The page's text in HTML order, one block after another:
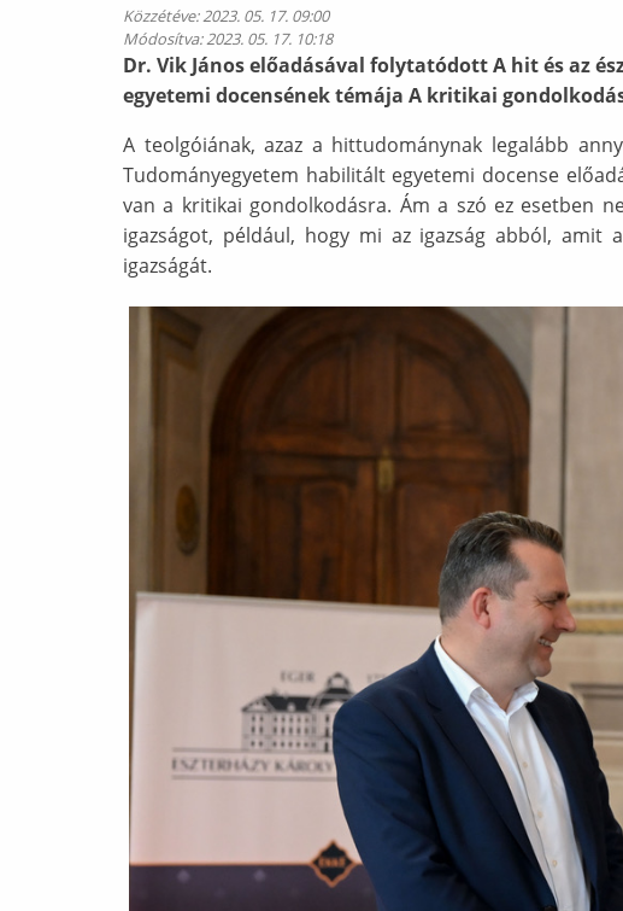
Közzétéve:2023. 05. 17. 09:00
Módosítva:2023. 05. 17. 10:18
Dr. Vik János előadásával folytatódott A hit és az
egyetemi docensének témája A kritikai
A teolgóiának, azaz a hittudománynak legalább
Tudományegyetem habilitált egyetemi docense
van a kritikai gondolkodásra. Ám a szó ez esetben
igazságot, például, hogy mi az igazság abból, amit
igazságát.